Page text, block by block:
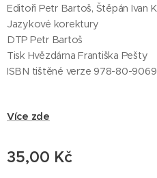
Editoři Petr Bartoš, Štěpán Ivan
Jazykové korektury
DTP Petr Bartoš
Tisk Hvězdárna Františka Pešty
ISBN tištěné verze 978-80-
Více zde
35,00 Kč